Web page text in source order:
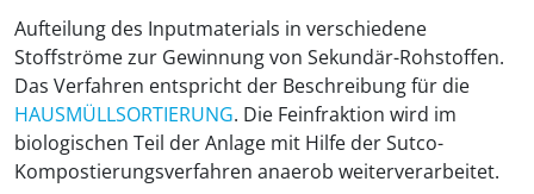
Aufteilung des Inputmaterials in verschiedene
Stoffströme zur Gewinnung von Sekundär-Rohstoffen.
Das Verfahren entspricht der Beschreibung für die
HAUSMÜLLSORTIERUNG. Die Feinfraktion wird im
biologischen Teil der Anlage mit Hilfe der Sutco-
Kompostierungsverfahren anaerob weiterverarbeitet.